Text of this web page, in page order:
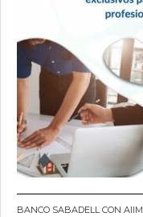
BANCO SABADELL CON AIIM